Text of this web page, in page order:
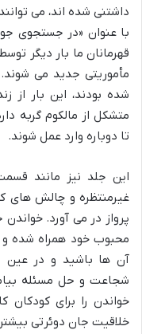
داشتنی شده اند، می
با عنوان «در جستجوی
قهرمانان ما بار دیگر
مأموریتی جدید می
شده بودند، این بار از
متشکل از مالکوم گربه
تا دوباره وارد عمل شوند.
این جلد نیز مانند
غیرمنتظره و چالش های
پرواز در می آورد.
محبوب خود همراه شده و
آن ها باشید و در عین
شجاعت و حل مسئله
خواندن را برای کودکان
خلاقیت جان دوئرتی